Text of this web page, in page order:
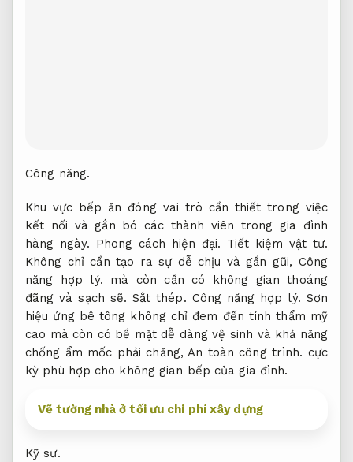
Công năng.
Khu vực bếp ăn đóng vai trò cần thiết trong việc
kết nối và gắn bó các thành viên trong gia đình
hàng ngày. Phong cách hiện đại. Tiết kiệm vật tư.
Không chỉ cần tạo ra sự dễ chịu và gần gũi, Công
năng hợp lý. mà còn cần có không gian thoáng
đãng và sạch sẽ. Sắt thép. Công năng hợp lý. Sơn
hiệu ứng bê tông không chỉ đem đến tính thẩm mỹ
cao mà còn có bề mặt dễ dàng vệ sinh và khả năng
chống ẩm mốc phải chăng,An toàn công trình. cực
kỳ phù hợp cho không gian bếp của gia đình.
Vẽ tường nhà ở tối ưu chi phí xây dựng
Kỹ sư.